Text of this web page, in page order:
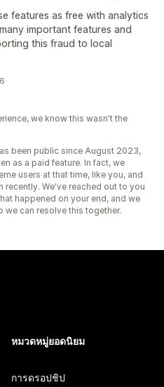
features as free with analytics
important features and
this fraud to local
we know this wasn't the
been public since August 2023,
as a paid feature. In fact, we
users at that time, like you, and
recently. We've reached out to you
happened on your end, and we
we can resolve this together.
หมวดหมู่ยอดนิยม
การดรอปชิป